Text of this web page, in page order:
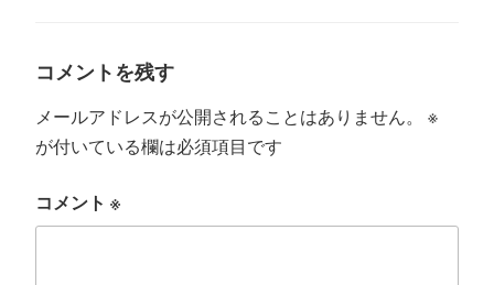
コメントを残す
メールアドレスが公開されることはありません。
※
が付いている欄は必須項目です
コメント ※